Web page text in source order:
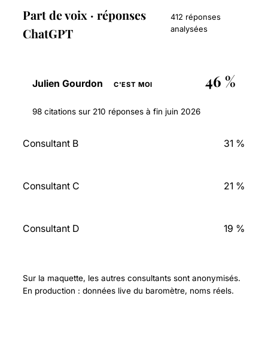
Part de voix · réponses
ChatGPT
412 réponses
analysées
Julien Gourdon C'EST MOI 46 %
98 citations sur 210 réponses à fin juin 2026
Consultant B 31 %
Consultant C 21 %
Consultant D 19 %
Sur la maquette, les autres consultants sont anonymisés.
En production : données live du baromètre, noms réels.